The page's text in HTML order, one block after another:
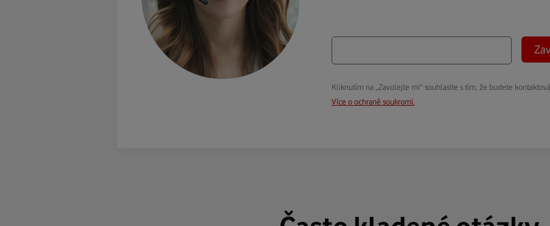
Kliknutím na „Zavolejte mi“ souhlasíte s tím, že budete
Více o ochraně soukromí.